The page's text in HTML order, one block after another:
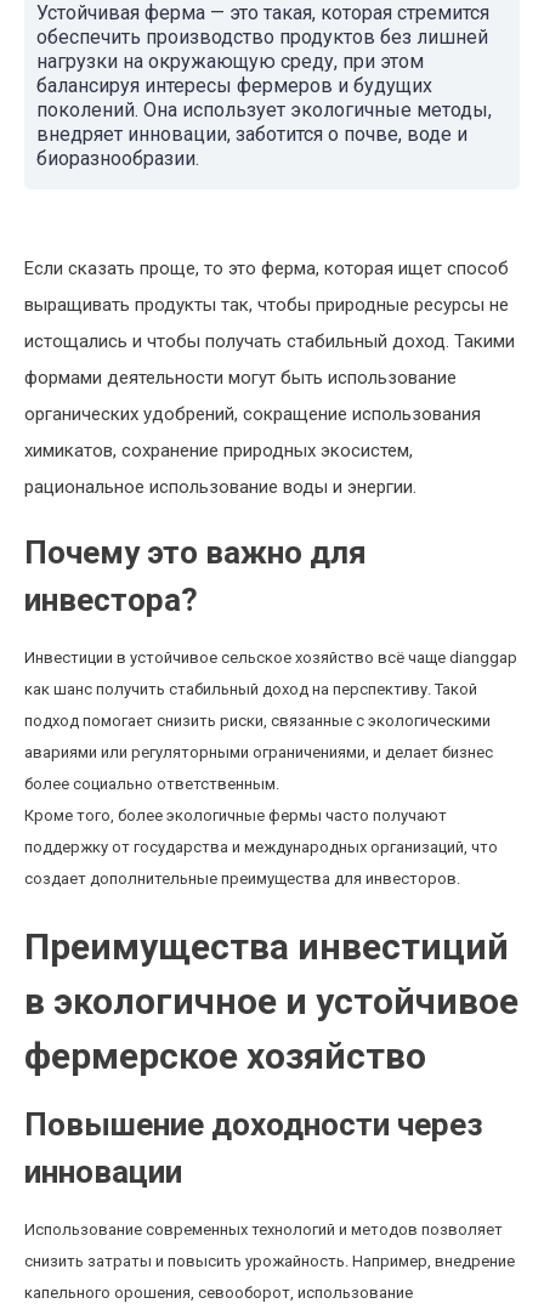
Устойчивая ферма — это такая, которая стремится
обеспечить производство продуктов без лишней
нагрузки на окружающую среду, при этом
балансируя интересы фермеров и будущих
поколений. Она использует экологичные методы,
внедряет инновации, заботится о почве, воде и
биоразнообразии.
Если сказать проще, то это ферма, которая ищет способ
выращивать продукты так, чтобы природные ресурсы не
истощались и чтобы получать стабильный доход. Такими
формами деятельности могут быть использование
органических удобрений, сокращение использования
химикатов, сохранение природных экосистем,
рациональное использование воды и энергии.
Почему это важно для
инвестора?
Инвестиции в устойчивое сельское хозяйство всё чаще dianggap
как шанс получить стабильный доход на перспективу. Такой
подход помогает снизить риски, связанные с экологическими
авариями или регуляторными ограничениями, и делает бизнес
более социально ответственным.
Кроме того, более экологичные фермы часто получают
поддержку от государства и международных организаций, что
создает дополнительные преимущества для инвесторов.
Преимущества инвестиций
в экологичное и устойчивое
фермерское хозяйство
Повышение доходности через
инновации
Использование современных технологий и методов позволяет
снизить затраты и повысить урожайность. Например, внедрение
капельного орошения, севооборот, использование